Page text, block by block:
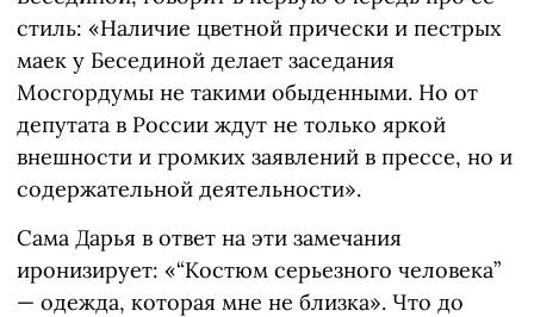
стиль: «Наличие цветной прически и пестрых
маек у Бесединой делает заседания
Мосгордумы не такими обыденными. Но от
депутата в России ждут не только яркой
внешности и громких заявлений в прессе, но и
содержательной деятельности».
Сама Дарья в ответ на эти замечания
иронизирует: «“Костюм серьезного человека”
— одежда, которая мне не близка». Что до